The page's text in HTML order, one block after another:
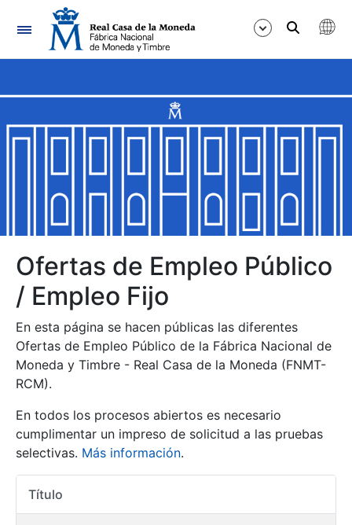
Navegación
Mostrar/Ocultar
Mostrar/Ocultar
Mostrar/Ocultar
Mostrar/Ocultar
Mostrar/Ocultar
Ofertas de Empleo Público
/ Empleo Fijo
En esta página se hacen públicas las diferentes
Ofertas de Empleo Público de la Fábrica Nacional de
Moneda y Timbre - Real Casa de la Moneda (FNMT-
RCM).
En todos los procesos abiertos es necesario
cumplimentar un impreso de solicitud a las pruebas
selectivas. Más información.
Título